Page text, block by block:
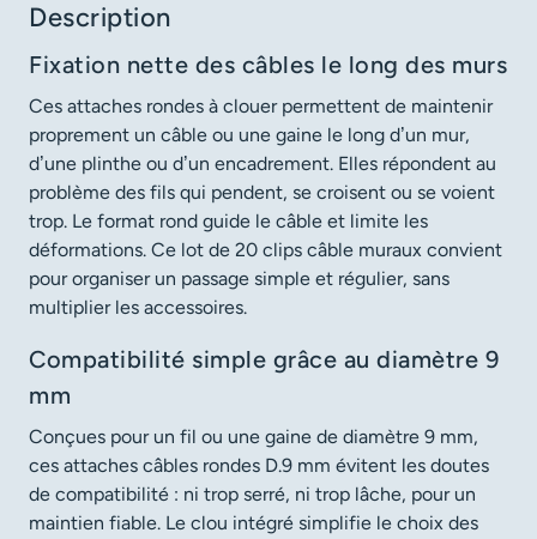
Description
Fixation nette des câbles le long des murs
Ces attaches rondes à clouer permettent de maintenir
proprement un câble ou une gaine le long d’un mur,
d’une plinthe ou d’un encadrement. Elles répondent au
problème des fils qui pendent, se croisent ou se voient
trop. Le format rond guide le câble et limite les
déformations. Ce lot de 20 clips câble muraux convient
pour organiser un passage simple et régulier, sans
multiplier les accessoires.
Compatibilité simple grâce au diamètre 9
mm
Conçues pour un fil ou une gaine de diamètre 9 mm,
ces attaches câbles rondes D.9 mm évitent les doutes
de compatibilité : ni trop serré, ni trop lâche, pour un
maintien fiable. Le clou intégré simplifie le choix des